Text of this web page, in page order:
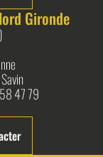
Gironde
47 79